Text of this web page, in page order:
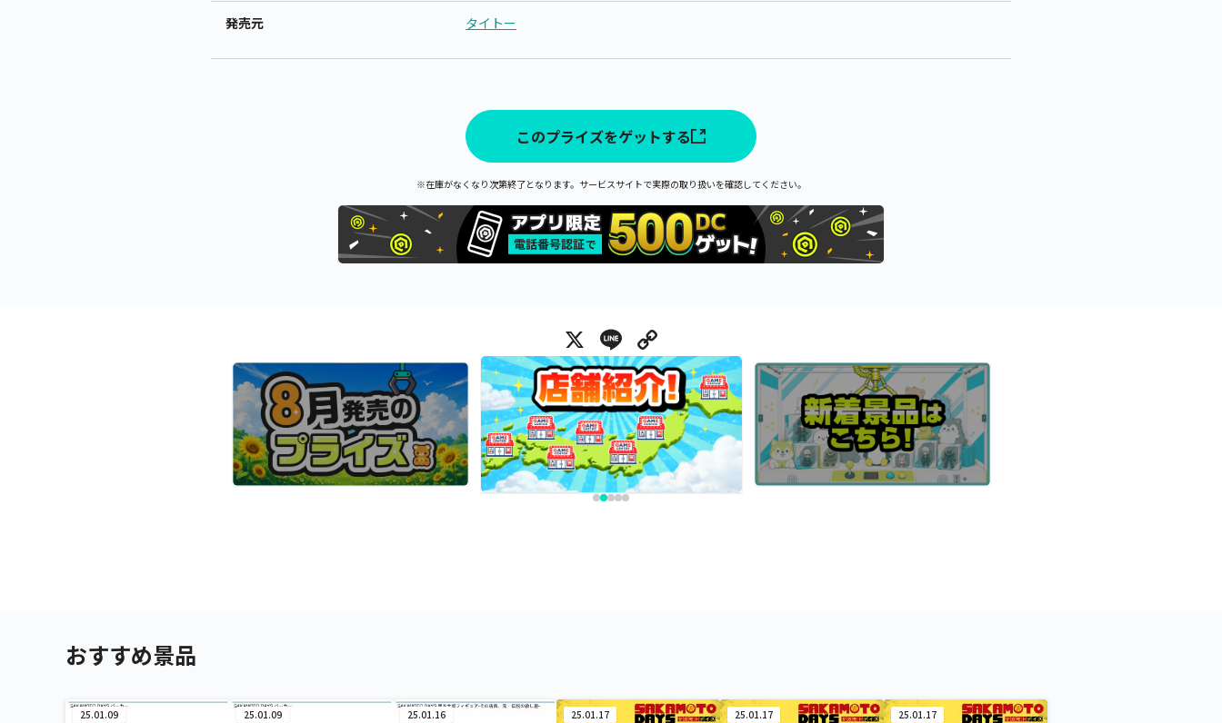
発売元 タイトー
このプライズをゲットする
※在庫がなくなり次第終了となります。サービスサイトで実際の取り扱いを確認してください。
X Line
おすすめ景品
25.01.09 25.01.09 25.01.16 25.01.17 25.01.17 25.01.17